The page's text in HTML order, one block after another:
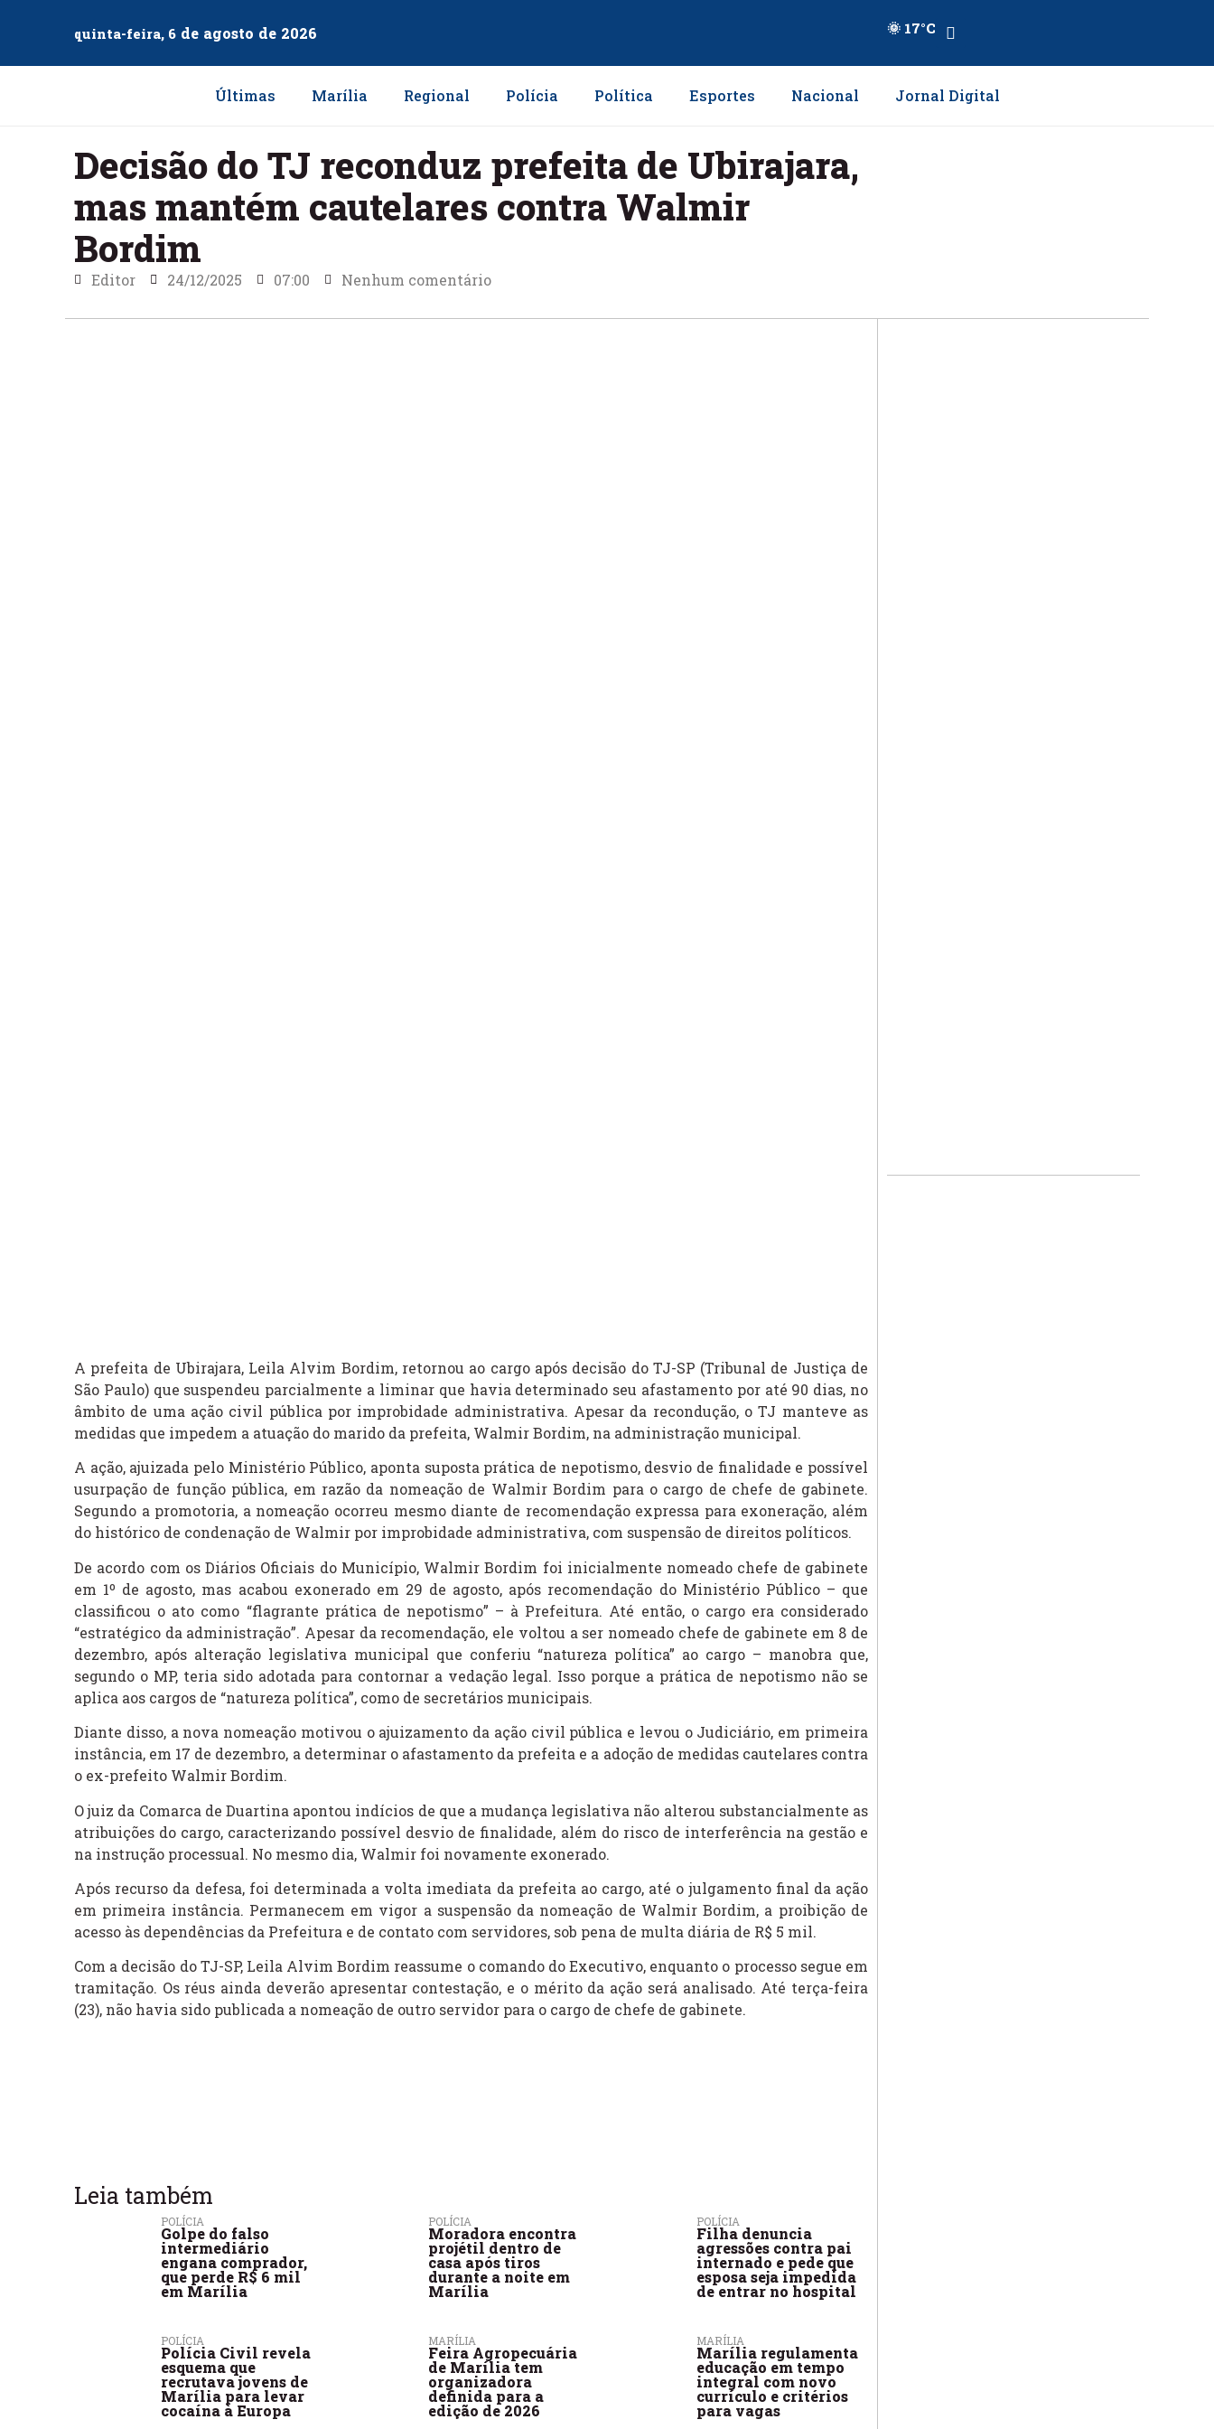
quinta-feira, 6 de agosto de 2026 🌞 17°C
Últimas Marília Regional Polícia Política Esportes Nacional Jornal Digital
Decisão do TJ reconduz prefeita de Ubirajara,
mas mantém cautelares contra Walmir
Bordim
Editor 24/12/2025 07:00 Nenhum comentário
A prefeita de Ubirajara, Leila Alvim Bordim, retornou ao cargo após decisão do TJ-SP (Tribunal de Justiça de
São Paulo) que suspendeu parcialmente a liminar que havia determinado seu afastamento por até 90 dias, no
âmbito de uma ação civil pública por improbidade administrativa. Apesar da recondução, o TJ manteve as
medidas que impedem a atuação do marido da prefeita, Walmir Bordim, na administração municipal.
A ação, ajuizada pelo Ministério Público, aponta suposta prática de nepotismo, desvio de finalidade e possível
usurpação de função pública, em razão da nomeação de Walmir Bordim para o cargo de chefe de gabinete.
Segundo a promotoria, a nomeação ocorreu mesmo diante de recomendação expressa para exoneração, além
do histórico de condenação de Walmir por improbidade administrativa, com suspensão de direitos políticos.
De acordo com os Diários Oficiais do Município, Walmir Bordim foi inicialmente nomeado chefe de gabinete
em 1º de agosto, mas acabou exonerado em 29 de agosto, após recomendação do Ministério Público – que
classificou o ato como “flagrante prática de nepotismo” – à Prefeitura. Até então, o cargo era considerado
“estratégico da administração”. Apesar da recomendação, ele voltou a ser nomeado chefe de gabinete em 8 de
dezembro, após alteração legislativa municipal que conferiu “natureza política” ao cargo – manobra que,
segundo o MP, teria sido adotada para contornar a vedação legal. Isso porque a prática de nepotismo não se
aplica aos cargos de “natureza política”, como de secretários municipais.
Diante disso, a nova nomeação motivou o ajuizamento da ação civil pública e levou o Judiciário, em primeira
instância, em 17 de dezembro, a determinar o afastamento da prefeita e a adoção de medidas cautelares contra
o ex-prefeito Walmir Bordim.
O juiz da Comarca de Duartina apontou indícios de que a mudança legislativa não alterou substancialmente as
atribuições do cargo, caracterizando possível desvio de finalidade, além do risco de interferência na gestão e
na instrução processual. No mesmo dia, Walmir foi novamente exonerado.
Após recurso da defesa, foi determinada a volta imediata da prefeita ao cargo, até o julgamento final da ação
em primeira instância. Permanecem em vigor a suspensão da nomeação de Walmir Bordim, a proibição de
acesso às dependências da Prefeitura e de contato com servidores, sob pena de multa diária de R$ 5 mil.
Com a decisão do TJ-SP, Leila Alvim Bordim reassume o comando do Executivo, enquanto o processo segue em
tramitação. Os réus ainda deverão apresentar contestação, e o mérito da ação será analisado. Até terça-feira
(23), não havia sido publicada a nomeação de outro servidor para o cargo de chefe de gabinete.
Leia também
POLÍCIA
Golpe do falso
intermediário
engana comprador,
que perde R$ 6 mil
em Marília
POLÍCIA
Moradora encontra
projétil dentro de
casa após tiros
durante a noite em
Marília
POLÍCIA
Filha denuncia
agressões contra pai
internado e pede que
esposa seja impedida
de entrar no hospital
POLÍCIA
Polícia Civil revela
esquema que
recrutava jovens de
Marília para levar
cocaína à Europa
MARÍLIA
Feira Agropecuária
de Marília tem
organizadora
definida para a
edição de 2026
MARÍLIA
Marília regulamenta
educação em tempo
integral com novo
currículo e critérios
para vagas